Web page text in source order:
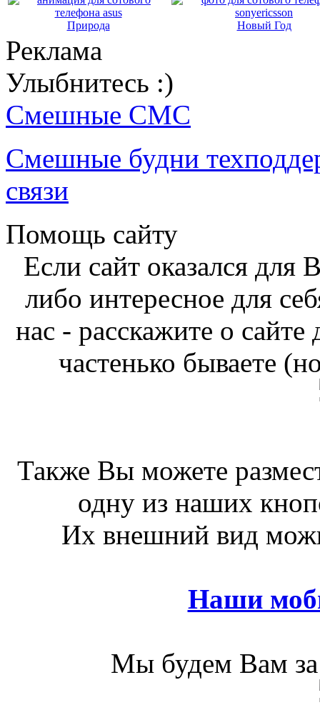
Природа Новый Год
Реклама
Улыбнитесь :)
Смешные СМС
Смешные будни
связи
Помощь сайту
Если сайт оказался
либо интересное для
нас - расскажите о
частенько бываете
Также Вы можете
одну из наших
Их внешний вид
Наши
Мы будем Вам за